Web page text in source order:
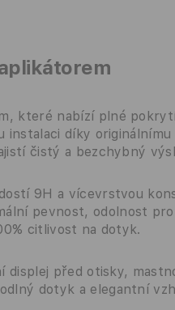
které nabízí plné
instalaci díky originálnímu
čistý a bezchybný
9H a vícevrstvou
pevnost, odolnost
citlivost na dotyk.
před otisky,
dotyk a elegantní